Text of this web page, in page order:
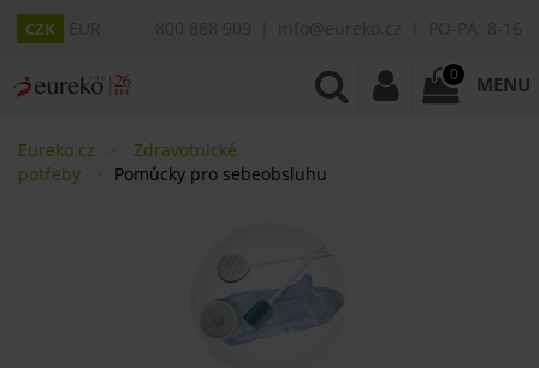
CZK
0 MENU
Eureko.cz
Zdravotnické
potřeby
Pomůcky pro sebeobsluhu